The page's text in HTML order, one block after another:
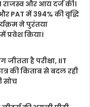
और आय दर्ज की।
PAT में 394% की वृद्धि
ने पुरंतया
प्रवेश किया।
है परीक्षा, IIT
की किताब से बदल रही
सोच